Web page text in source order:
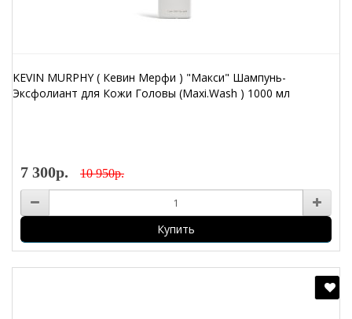
KEVIN MURPHY ( Кевин Мерфи ) "Макси" Шампунь-
Эксфолиант для Кожи Головы (Maxi.Wash ) 1000 мл
7 300р. 10 950р.
Купить